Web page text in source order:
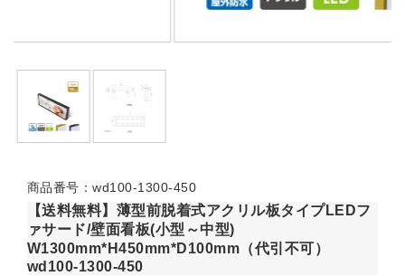
商品番号：wd100-1300-450
【送料無料】薄型前脱着式アクリル板タイプLEDフ
ァサード/壁面看板(小型～中型)
W1300mm*H450mm*D100mm（代引不可）
wd100-1300-450